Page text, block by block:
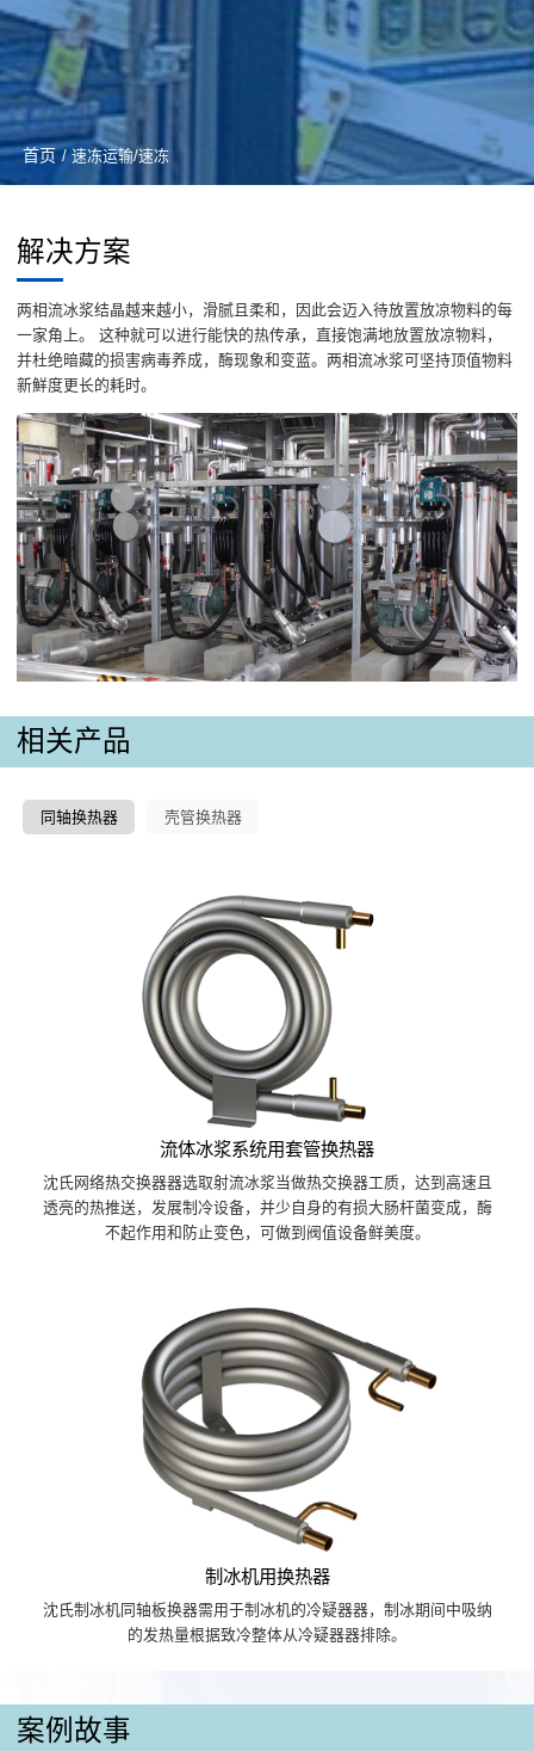
首页 / 速冻运输/速冻
解决方案
两相流冰浆结晶越来越小，滑腻且柔和，因此会迈入待放置放凉物料的每
一家角上。 这种就可以进行能快的热传承，直接饱满地放置放凉物料，
并杜绝暗藏的损害病毒养成，酶现象和变蓝。两相流冰浆可坚持顶值物料
新鮮度更长的耗时。
相关产品
同轴换热器 壳管换热器
流体冰浆系统用套管换热器
沈氏网络热交换器器选取射流冰浆当做热交换器工质，达到高速且
透亮的热推送，发展制冷设备，并少自身的有损大肠杆菌变成，酶
不起作用和防止变色，可做到阀值设备鲜美度。
制冰机用换热器
沈氏制冰机同轴板换器需用于制冰机的冷疑器器，制冰期间中吸纳
的发热量根据致冷整体从冷疑器器排除。
案例故事